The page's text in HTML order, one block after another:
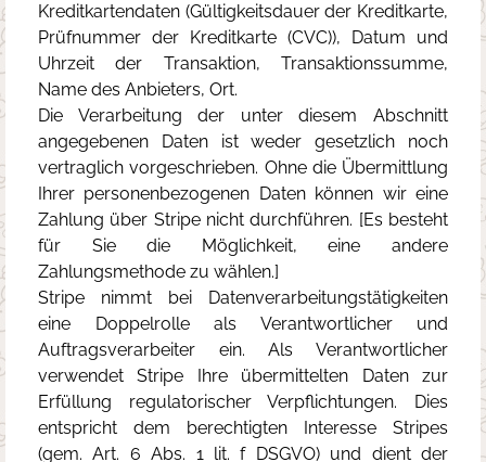
Kreditkartendaten (Gültigkeitsdauer der Kreditkarte,
Prüfnummer der Kreditkarte (CVC)), Datum und
Uhrzeit der Transaktion, Transaktionssumme,
Name des Anbieters, Ort.
Die Verarbeitung der unter diesem Abschnitt
angegebenen Daten ist weder gesetzlich noch
vertraglich vorgeschrieben. Ohne die Übermittlung
Ihrer personenbezogenen Daten können wir eine
Zahlung über Stripe nicht durchführen. [Es besteht
für Sie die Möglichkeit, eine andere
Zahlungsmethode zu wählen.]
Stripe nimmt bei Datenverarbeitungstätigkeiten
eine Doppelrolle als Verantwortlicher und
Auftragsverarbeiter ein. Als Verantwortlicher
verwendet Stripe Ihre übermittelten Daten zur
Erfüllung regulatorischer Verpflichtungen. Dies
entspricht dem berechtigten Interesse Stripes
(gem. Art. 6 Abs. 1 lit. f DSGVO) und dient der